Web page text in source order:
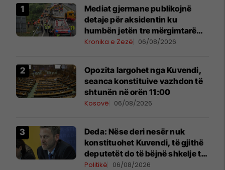
Mediat gjermane publikojnë
detaje për aksidentin ku
humbën jetën tre mërgimtarë
nga Komogllava e Ferizajt
Kronika e Zezë 06/08/2026
Opozita largohet nga Kuvendi,
seanca konstituive vazhdon të
shtunën në orën 11:00
Kosovë 06/08/2026
Deda: Nëse deri nesër nuk
konstituohet Kuvendi, të gjithë
deputetët do të bëjnë shkelje të
rëndë kushtetuese
Politikë 06/08/2026